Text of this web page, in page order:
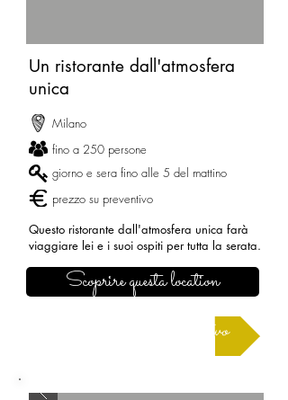
Un ristorante dall'atmosfera
unica
Milano
fino a 250 persone
giorno e sera fino alle 5 del mattino
prezzo su preventivo
Questo ristorante dall'atmosfera unica farà
viaggiare lei e i suoi ospiti per tutta la serata.
Scoprire questa location
Richiedere un preventivo